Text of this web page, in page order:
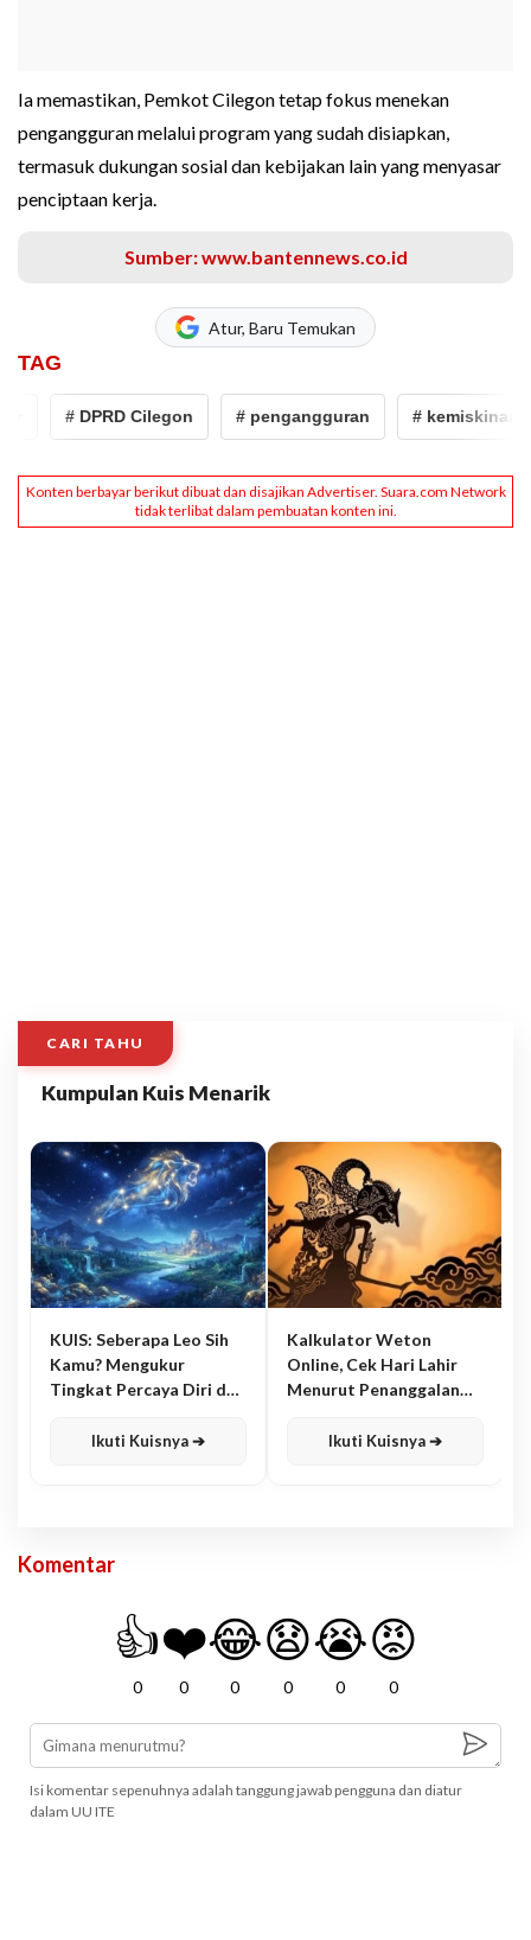
Ia memastikan, Pemkot Cilegon tetap fokus menekan
pengangguran melalui program yang sudah disiapkan,
termasuk dukungan sosial dan kebijakan lain yang menyasar
penciptaan kerja.
Sumber: www.bantennews.co.id
Atur, Baru Temukan
TAG
# DPRD Cilegon # pengangguran # kemiskinan
CARI TAHU
Kumpulan Kuis Menarik
KUIS: Seberapa Leo Sih
Kamu? Mengukur
Tingkat Percaya Diri dan
Ikuti Kuisnya ➔
Kalkulator Weton
Online, Cek Hari Lahir
Menurut Penanggalan
Ikuti Kuisnya ➔
Komentar
👍
0
❤️
0
😂
0
😧
0
😭
0
😡
0
Isi komentar sepenuhnya adalah tanggung jawab pengguna dan diatur
dalam UU ITE